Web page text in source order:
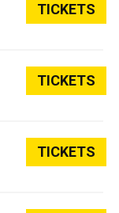
TICKETS
TICKETS
TICKETS